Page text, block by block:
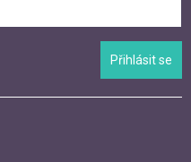
Přihlásit se